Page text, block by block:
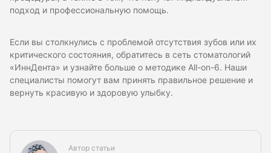
подход и профессиональную помощь.
Если вы столкнулись с проблемой отсутствия зубов или их
критического состояния, обратитесь в сеть стоматологий
«ИннДента» и узнайте больше о методике All-on-6. Наши
специалисты помогут вам принять правильное решение и
вернуть красивую и здоровую улыбку.
Автор статьи